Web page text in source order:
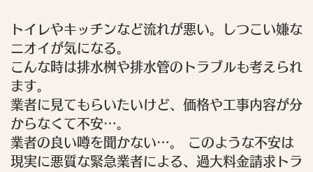
トイレやキッチンなど流れが悪い。しつこい嫌な
ニオイが気になる。
こんな時は排水桝や排水管のトラブルも考えられ
ます。
業者に見てもらいたいけど、価格や工事内容が分
からなくて不安…。
業者の良い噂を聞かない…。 このような不安は
現実に悪質な緊急業者による、過大料金請求トラ